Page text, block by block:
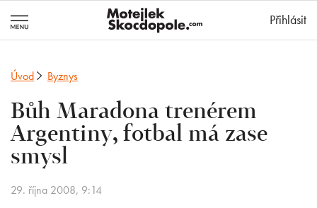
Přihlásit
Úvod Byznys
Bůh Maradona trenérem
Argentiny, fotbal má zase
smysl
29. října 2008, 9:14